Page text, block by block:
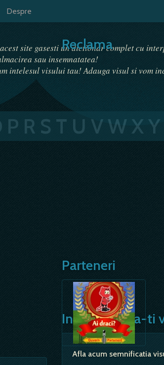
Despre
site gasesti un dictionar complet cu
sau insemnatatea!
intelesul visului tau! Adauga visul si vom
P R S T U VW XY
Interpreteaza-ti
Afla acum semnificatia
Reclama
Parteneri